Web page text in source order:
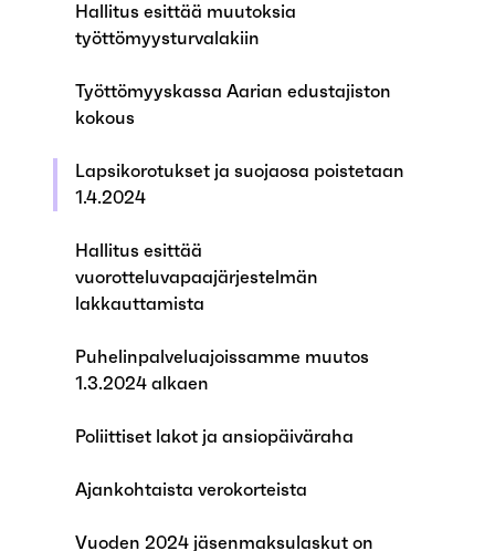
Hallitus esittää muutoksia
työttömyysturvalakiin
Työttömyyskassa Aarian edustajiston
kokous
Lapsikorotukset ja suojaosa poistetaan
1.4.2024
Hallitus esittää
vuorotteluvapaajärjestelmän
lakkauttamista
Puhelinpalveluajoissamme muutos
1.3.2024 alkaen
Poliittiset lakot ja ansiopäiväraha
Ajankohtaista verokorteista
Vuoden 2024 jäsenmaksulaskut on